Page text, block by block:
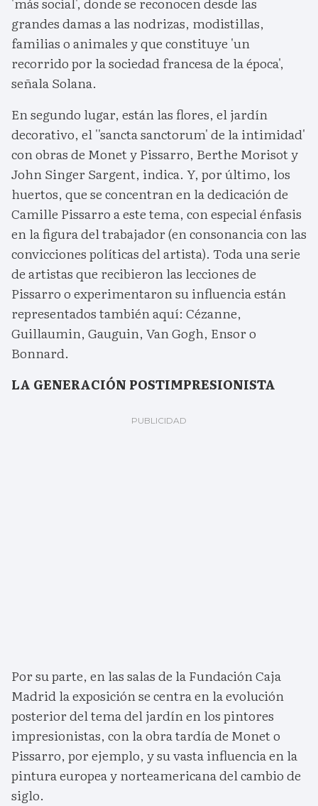
grandes damas a las nodrizas, modistillas,
familias o animales y que constituye 'un
recorrido por la sociedad francesa de la época',
señala Solana.
En segundo lugar, están las flores, el jardín
decorativo, el ''sancta sanctorum' de la intimidad'
con obras de Monet y Pissarro, Berthe Morisot y
John Singer Sargent, indica. Y, por último, los
huertos, que se concentran en la dedicación de
Camille Pissarro a este tema, con especial énfasis
en la figura del trabajador (en consonancia con las
convicciones políticas del artista). Toda una serie
de artistas que recibieron las lecciones de
Pissarro o experimentaron su influencia están
representados también aquí: Cézanne,
Guillaumin, Gauguin, Van Gogh, Ensor o
Bonnard.
LA GENERACIÓN POSTIMPRESIONISTA
Por su parte, en las salas de la Fundación Caja
Madrid la exposición se centra en la evolución
posterior del tema del jardín en los pintores
impresionistas, con la obra tardía de Monet o
Pissarro, por ejemplo, y su vasta influencia en la
pintura europea y norteamericana del cambio de
siglo.